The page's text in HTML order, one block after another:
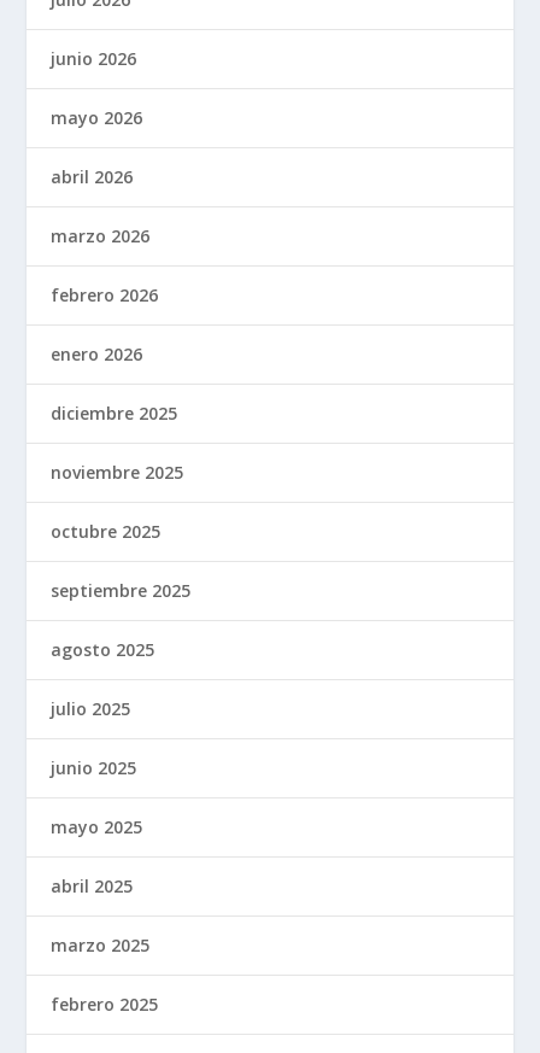
junio 2026
mayo 2026
abril 2026
marzo 2026
febrero 2026
enero 2026
diciembre 2025
noviembre 2025
octubre 2025
septiembre 2025
agosto 2025
julio 2025
junio 2025
mayo 2025
abril 2025
marzo 2025
febrero 2025